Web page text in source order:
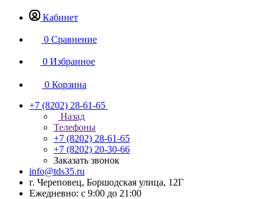
Кабинет
0 Сравнение
0 Избранное
0 Корзина
+7 (8202) 28‑61-65
Назад
Телефоны
+7 (8202) 28‑61-65
+7 (8202) 20‑30-66
Заказать звонок
info@tds35.ru
г. Череповец, Боршодская улица, 12Г
Ежедневно: с 9:00 до 21:00